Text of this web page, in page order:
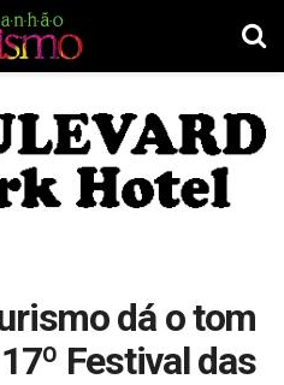
dá o tom
Festival das